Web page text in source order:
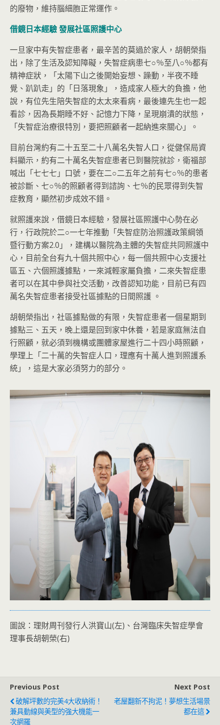
的廢物，維持腦細胞正常運作。
借鏡日本經驗發展社區照護中心
一旦家中有失智症患者，最辛苦的莫過於家人，胡朝榮指
出，除了生活及認知障礙，失智症病患七○％至八○％都有
精神症狀，「太陽下山之後開始妄想、躁動，半夜不睡
覺、趴趴走」的「日落現象」，造成家人極大的負擔，他
說，有位先生陪失智症的太太來看病，最後連先生也一起
看診，因為長期睡不好、記憶力下降，呈現崩潰的狀態，
「失智症治療很特別，要把照顧者一起納進來關心」。
目前台灣約有二十五至二十八萬名失智人口，從健保局資
料顯示，約有二十萬名失智症患者已到醫院就診，衛福部
喊出「七七七」口號，要在二○二五年之前有七○％的患者
被診斷、七○％的照顧者得到諮詢、七％的民眾得到失智
症教育，顯然初步成效不錯。
就照護來說，借鏡日本經驗，發展社區照護中心勢在必
行，行政院於二○一七年推動「失智症防治照護政策綱領
暨行動方案2.0」，建構以醫院為主體的失智症共同照護中
心，目前全台有九十個共照中心，每一個共照中心支援社
區五、六個照護據點，一來減輕家屬負擔，二來失智症患
者可以在其中參與社交活動，改善認知功能，目前已有四
萬名失智症患者接受社區據點的日間照護 。
胡朝榮指出，社區據點做的有限，失智症患者一個星期到
據點三、五天，晚上還是回到家中休養，若是家庭無法自
行照顧，就必須到機構或團體家屋進行二十四小時照顧，
學理上「二十萬的失智症人口，理應有十萬人進到照護系
統」，這是大家必須努力的部分。
圖說：理財周刊發行人洪寶山(左)、台灣臨床失智症學會
理事長胡朝榮(右)
Previous Post
破解坪數的完美4大收納術！
兼具動線與美型的強大機能一
次網羅
Next Post
老屋翻新不拘泥！夢想生活場景
都在這